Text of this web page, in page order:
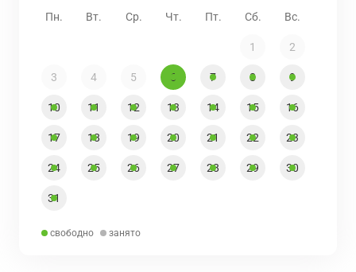
Пн. Вт. Ср. Чт. Пт. Сб. Вс.
1 2
3 4 5 6 7 8 9
10 11 12 13 14 15 16
17 18 19 20 21 22 23
24 25 26 27 28 29 30
31
свободно занято